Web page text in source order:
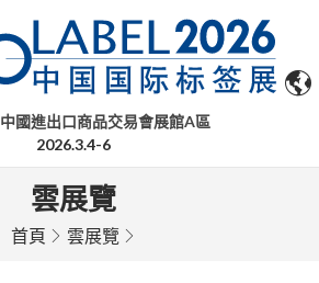
中國進出口商品交易會展館A區
2026.3.4-6
雲展覽
首頁 雲展覽